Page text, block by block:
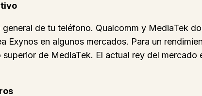
de tu teléfono. Qualcomm y MediaTek
Exynos en algunos mercados. Para un
de MediaTek. El actual rey del